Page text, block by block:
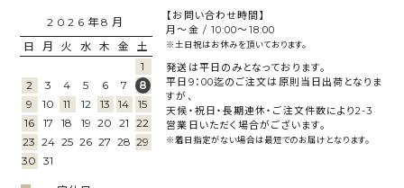
2026年8月
日
月 火 水 木 金
土
1
2
3 4 5 6 7
8
9
10 11 12 13 14
15
16
17 18 19 20 21
22
23 24 25 26 27 28 29
30 31
【お問い合わせ時間】
月～金 / 10:00～18:00
※土日祝はお休みを頂いております。
発送は平日のみとなっております。
平日9：00迄のご注文は原則当日出荷となりま
すが、
天候・祝日・長期連休・ご注文件数により2-3
営業日いただく場合がございます。
※着日指定がない場合は最短でのお届けとなります。